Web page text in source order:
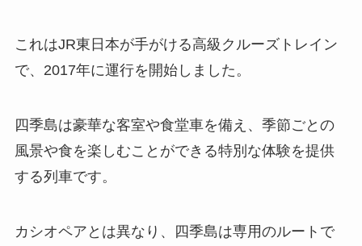
これはJR東日本が手がける高級クルーズトレイン
で、2017年に運行を開始しました。
四季島は豪華な客室や食堂車を備え、季節ごとの
風景や食を楽しむことができる特別な体験を提供
する列車です。
カシオペアとは異なり、四季島は専用のルートで